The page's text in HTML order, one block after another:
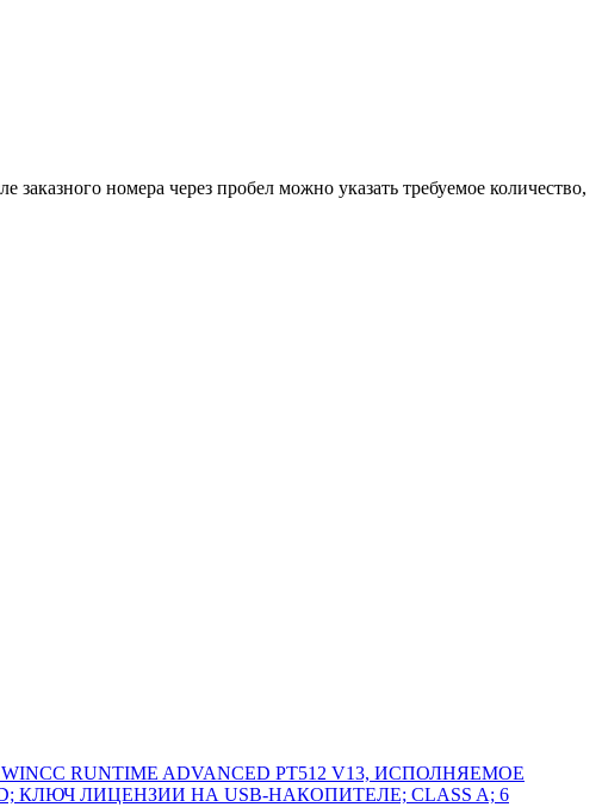
номера через пробел можно указать требуемое количество,